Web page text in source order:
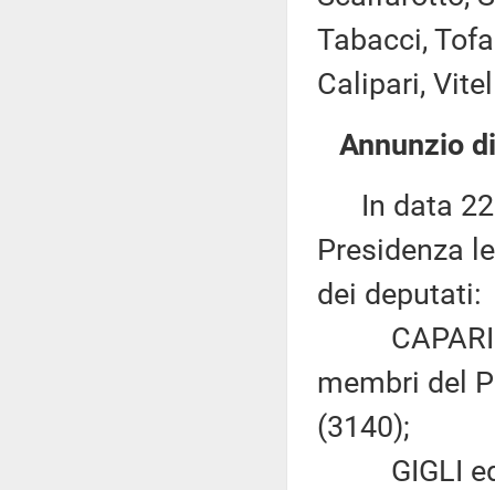
Tabacci,
Calipari,
Annunzio
In data 22
Presidenza
dei deputati:
membri del
(3140);
GIGLI ed